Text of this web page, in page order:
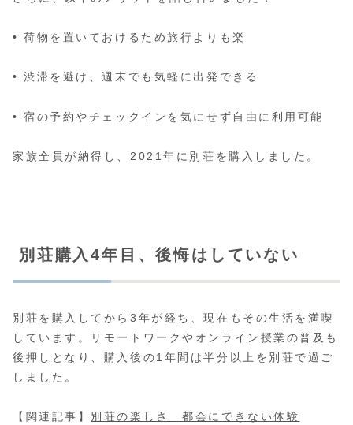
• 荷物を置いておけるため旅行よりも楽
• 渋滞を避け、週末でも気軽に出発できる
• 宿の予約やチェックインを気にせず自由に利用可能
家族全員が納得し、2021年に別荘を購入しました。
別荘購入4年目、後悔はしていない
別荘を購入してから3年が経ち、現在もその生活を満喫
しています。リモートワークやオンライン授業の普及も
後押しとなり、購入後の1年間は半分以上を別荘で過ご
しました。
【関連記事】 別荘の楽しさ 都会にできない体験